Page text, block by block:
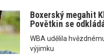
Boxerský megahit
Povětkin se
WBA udělila
výjimku